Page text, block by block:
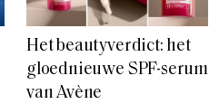
Het beautyverdict: het
gloednieuwe SPF-serum
van Avène